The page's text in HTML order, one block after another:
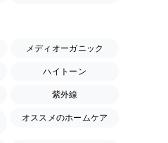
メディオーガニック
ハイトーン
紫外線
オススメのホームケア